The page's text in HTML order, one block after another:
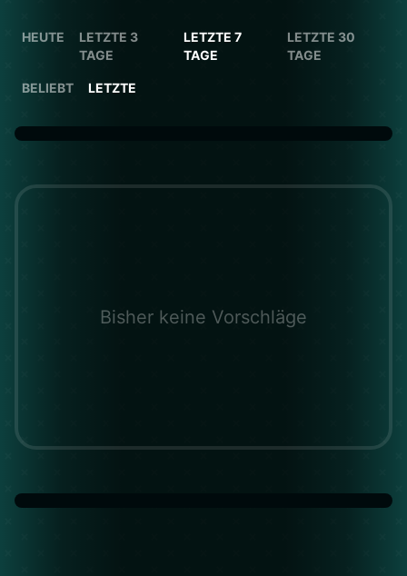
HEUTE
LETZTE 3
TAGE
LETZTE 7
TAGE
LETZTE 30
TAGE
BELIEBT LETZTE
Bisher keine Vorschläge